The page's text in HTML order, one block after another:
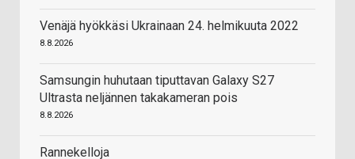
Venäjä hyökkäsi Ukrainaan 24. helmikuuta 2022
8.8.2026
Samsungin huhutaan tiputtavan Galaxy S27
Ultrasta neljännen takakameran pois
8.8.2026
Rannekelloja